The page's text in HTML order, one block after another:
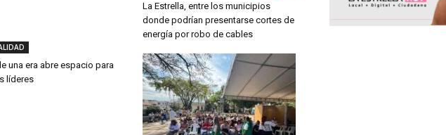
La Estrella, entre los municipios
donde podrían presentarse cortes de
energía por robo de cables
una era abre espacio para
líderes